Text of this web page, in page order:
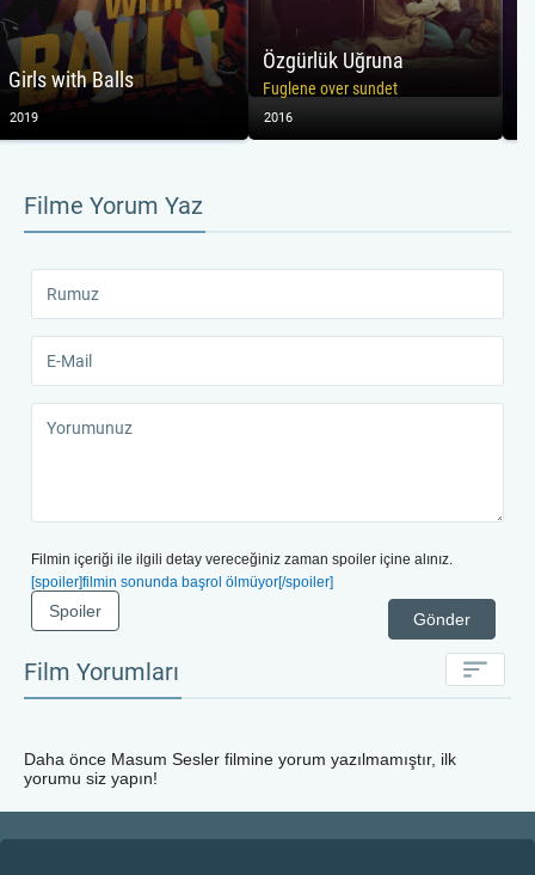
Girls with Balls
2019
Özgürlük Uğruna
Fuglene over sundet
2016
Filme Yorum Yaz
Filmin içeriği ile ilgili detay vereceğiniz zaman spoiler içine alınız.
[spoiler]filmin sonunda başrol ölmüyor[/spoiler]
Gönder
Spoiler
Film Yorumları
Daha önce Masum Sesler filmine yorum yazılmamıştır, ilk
yorumu siz yapın!